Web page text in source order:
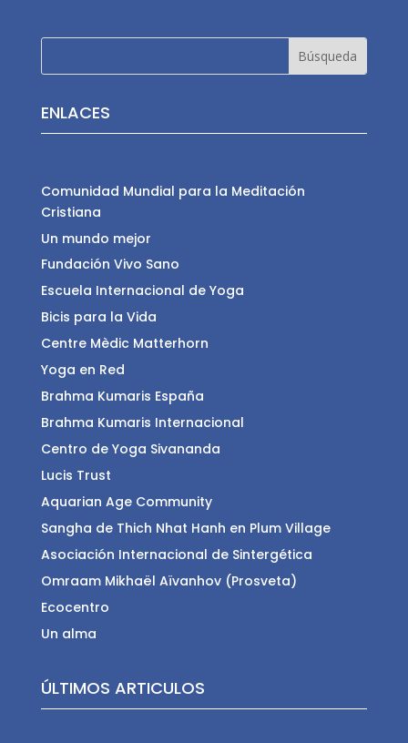
ENLACES
Comunidad Mundial para la Meditación
Cristiana
Un mundo mejor
Fundación Vivo Sano
Escuela Internacional de Yoga
Bicis para la Vida
Centre Mèdic Matterhorn
Yoga en Red
Brahma Kumaris España
Brahma Kumaris Internacional
Centro de Yoga Sivananda
Lucis Trust
Aquarian Age Community
Sangha de Thich Nhat Hanh en Plum Village
Asociación Internacional de Sintergética
Omraam Mikhaël Aïvanhov (Prosveta)
Ecocentro
Un alma
ÚLTIMOS ARTICULOS